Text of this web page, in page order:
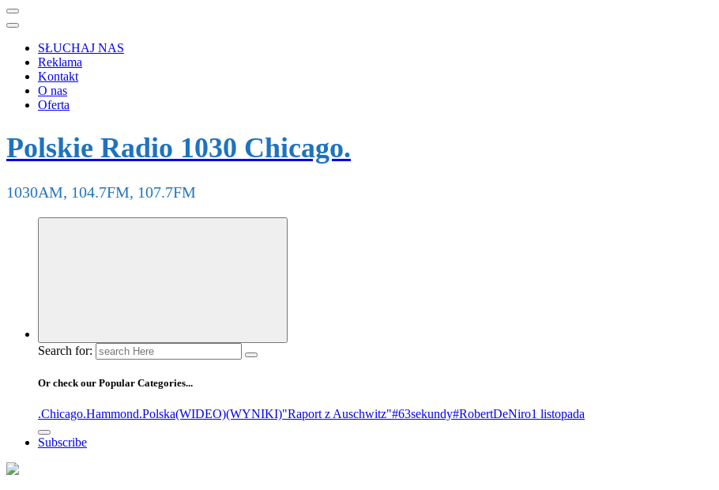
SŁUCHAJ NAS
Reklama
Kontakt
O nas
Oferta
Polskie Radio 1030 Chicago.
1030AM, 104.7FM, 107.7FM
Search for:
Or check our Popular Categories...
.Chicago.Hammond.Polska(WIDEO)(WYNIKI)"Raport z Auschwitz"#63sekundy#RobertDeNiro1 listopada
Subscribe